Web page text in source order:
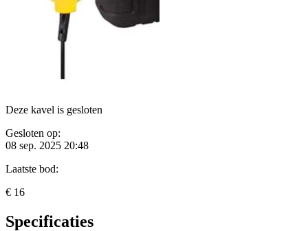
Deze kavel is gesloten
Gesloten op:
08 sep. 2025 20:48
Laatste bod:
€ 16
Specificaties